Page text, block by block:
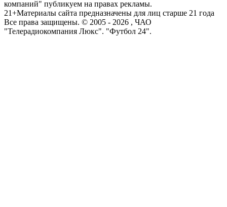
компаний" публикуем на правах рекламы.
21+Материалы сайта предназначены для лиц старше 21 года
Все права защищены. © 2005 - 2026 , ЧАО
"Телерадиокомпания Люкс". "Футбол 24".